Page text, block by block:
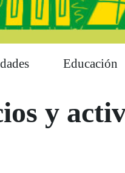
Educación
y